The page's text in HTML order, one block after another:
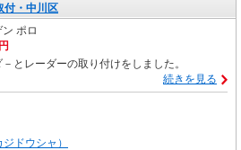
付・中川区
ポロ
とレーダーの取り付けをしました。
続きを見る
ドウシャ）